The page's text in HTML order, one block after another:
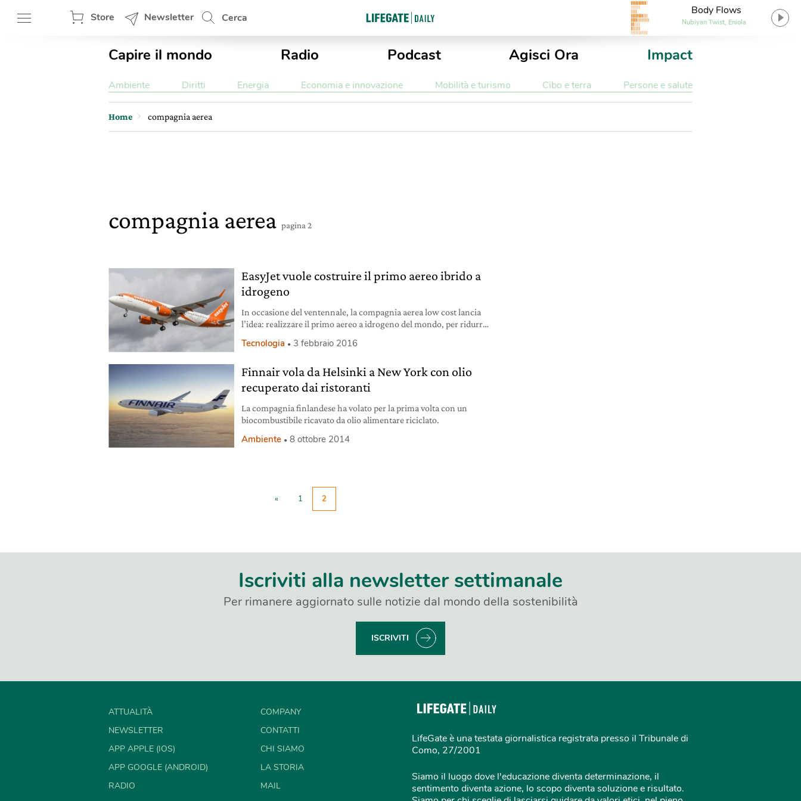
Store Newsletter Cerca
Body Flows
Nubiyan Twist, Eniola
Capire il mondo Radio Podcast Agisci Ora Impact
Ambiente Diritti Energia Economia e innovazione Mobilità e turismo Cibo e terra Persone e salute
Home compagnia aerea
compagnia aerea pagina 2
EasyJet vuole costruire il primo aereo ibrido a
idrogeno
In occasione del ventennale, la compagnia aerea low cost lancia
l’idea: realizzare il primo aereo a idrogeno del mondo, per ridurre
Tecnologia 3 febbraio 2016
Finnair vola da Helsinki a New York con olio
recuperato dai ristoranti
La compagnia finlandese ha volato per la prima volta con un
biocombustibile ricavato da olio alimentare riciclato.
Ambiente 8 ottobre 2014
« 1 2
Iscriviti alla newsletter settimanale
Per rimanere aggiornato sulle notizie dal mondo della sostenibilità
ISCRIVITI
ATTUALITÀ
NEWSLETTER
APP APPLE (IOS)
APP GOOGLE (ANDROID)
RADIO
COMPANY
CONTATTI
CHI SIAMO
LA STORIA
MAIL
LifeGate è una testata giornalistica registrata presso il Tribunale di
Como, 27/2001
Siamo il luogo dove l'educazione diventa determinazione, il
sentimento diventa azione, lo scopo diventa soluzione e risultato.